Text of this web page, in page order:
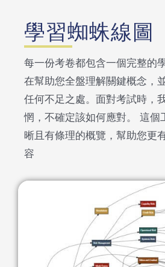
學習蜘蛛線圖
每一份考卷都包含一個完整的
在幫助您全盤理解關鍵概念，
任何不足之處。面對考試時，
惘，不確定該如何應對。 這個
晰且有條理的概覽，幫助您更
容